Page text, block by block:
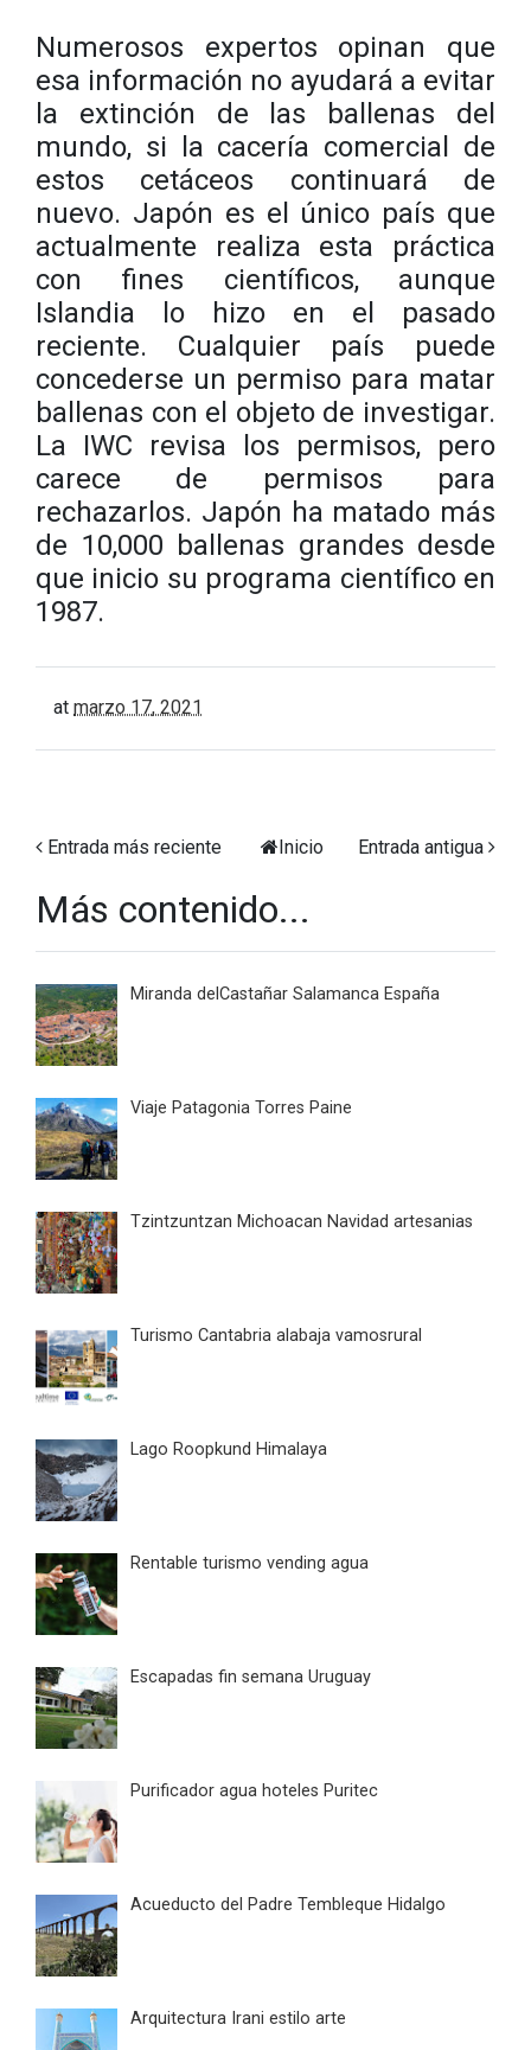
Numerosos expertos opinan que
esa información no ayudará a evitar
la extinción de las ballenas del
mundo, si la cacería comercial de
estos cetáceos continuará de
nuevo. Japón es el único país que
actualmente realiza esta práctica
con fines científicos, aunque
Islandia lo hizo en el pasado
reciente. Cualquier país puede
concederse un permiso para matar
ballenas con el objeto de investigar.
La IWC revisa los permisos, pero
carece de permisos para
rechazarlos. Japón ha matado más
de 10,000 ballenas grandes desde
que inicio su programa científico en
1987.
at marzo 17, 2021
Entrada más reciente Entrada antigua
Inicio
Más contenido...
Miranda delCastañar Salamanca España
Viaje Patagonia Torres Paine
Tzintzuntzan Michoacan Navidad artesanias
Turismo Cantabria alabaja vamosrural
Lago Roopkund Himalaya
Rentable turismo vending agua
Escapadas fin semana Uruguay
Purificador agua hoteles Puritec
Acueducto del Padre Tembleque Hidalgo
Arquitectura Irani estilo arte